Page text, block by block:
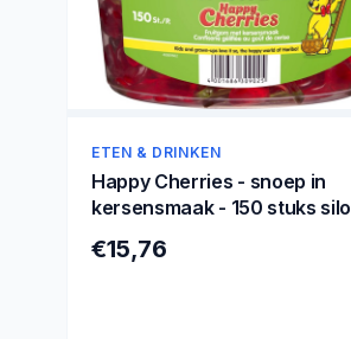
ETEN & DRINKEN
Happy Cherries - snoep in
kersensmaak - 150 stuks silo
€15,76